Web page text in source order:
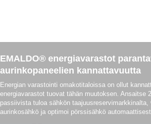
EMALDO® energiavarastot
aurinkopaneelien kannattavuutta
Energian varastointi omakotitaloissa on ollut
energiavarastot tuovat tähän muutoksen. Ansaitse
passiivista tuloa sähkön
aurinkosähkö ja optimoi pörssisähkö